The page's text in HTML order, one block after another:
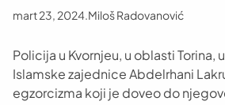
mart 23, 2024 Miloš Radovanović
Policija u Kvornjeu, u oblasti
Islamske zajednice Abdelrhani
egzorcizma koji je doveo do